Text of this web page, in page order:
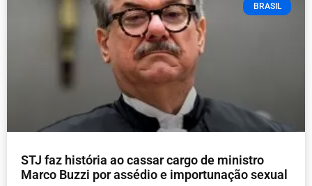
BRASIL
STJ faz história ao cassar cargo de ministro
Marco Buzzi por assédio e importunação sexual